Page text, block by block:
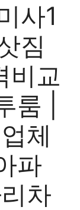
사1
짐
비교
룸 |
체
파
차